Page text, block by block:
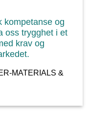
kompetanse og
oss trygghet i et
krav og
MATERIALS &